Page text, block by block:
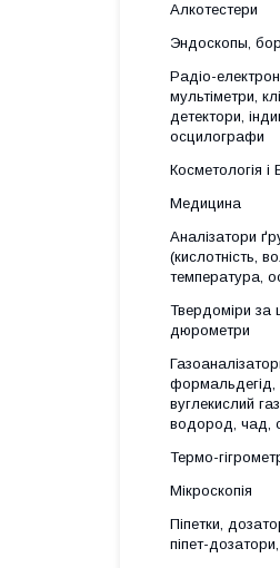
Алкотестери
Эндоскопы,
Радіо-
мультіметри,
детектори,
осцилографи
Косметологія і
Медицина
Аналізатори
(кислотність,
температура,
Твердоміри
дюрометри
формальдегід,
вуглекислий
водород, чад,
Термо-
Мікроскопія
Піпетки,
піпет-